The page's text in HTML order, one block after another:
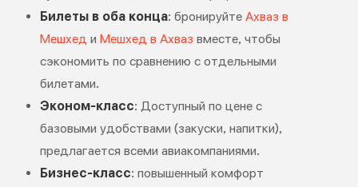
Билеты в оба конца: бронируйте Ахваз в
Мешхед и Мешхед в Ахваз вместе, чтобы
сэкономить по сравнению с отдельными
билетами.
Эконом-класс: Доступный по цене с
базовыми удобствами (закуски, напитки),
предлагается всеми авиакомпаниями.
Бизнес-класс: повышенный комфорт